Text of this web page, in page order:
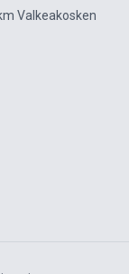
Valkeakosken